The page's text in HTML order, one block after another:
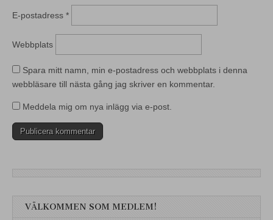
E-postadress *
Webbplats
Spara mitt namn, min e-postadress och webbplats i denna
webbläsare till nästa gång jag skriver en kommentar.
Meddela mig om nya inlägg via e-post.
VÄLKOMMEN SOM MEDLEM!